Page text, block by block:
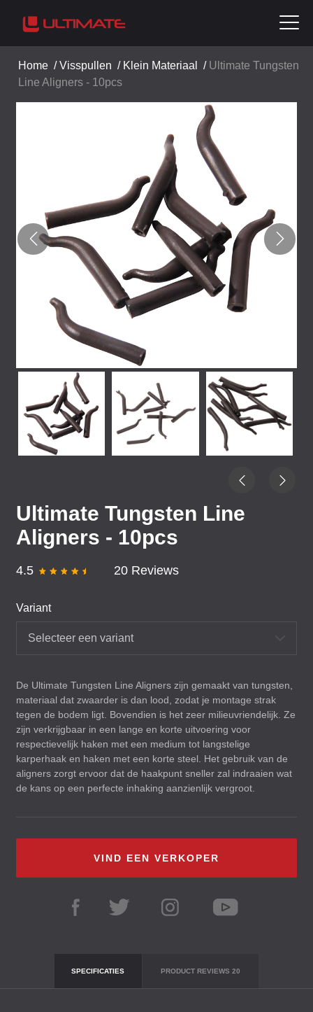
Home /Visspullen / Klein Materiaal / Ultimate Tungsten
Line Aligners - 10pcs
Ultimate Tungsten Line
Aligners - 10pcs
4.5 20 Reviews
Variant
Selecteer een variant
De Ultimate Tungsten Line Aligners zijn gemaakt van tungsten,
materiaal dat zwaarder is dan lood, zodat je montage strak
tegen de bodem ligt. Bovendien is het zeer milieuvriendelijk. Ze
zijn verkrijgbaar in een lange en korte uitvoering voor
respectievelijk haken met een medium tot langstelige
karperhaak en haken met een korte steel. Het gebruik van de
aligners zorgt ervoor dat de haakpunt sneller zal indraaien wat
de kans op een perfecte inhaking aanzienlijk vergroot.
VIND EEN VERKOPER
SPECIFICATIES PRODUCT REVIEWS 20